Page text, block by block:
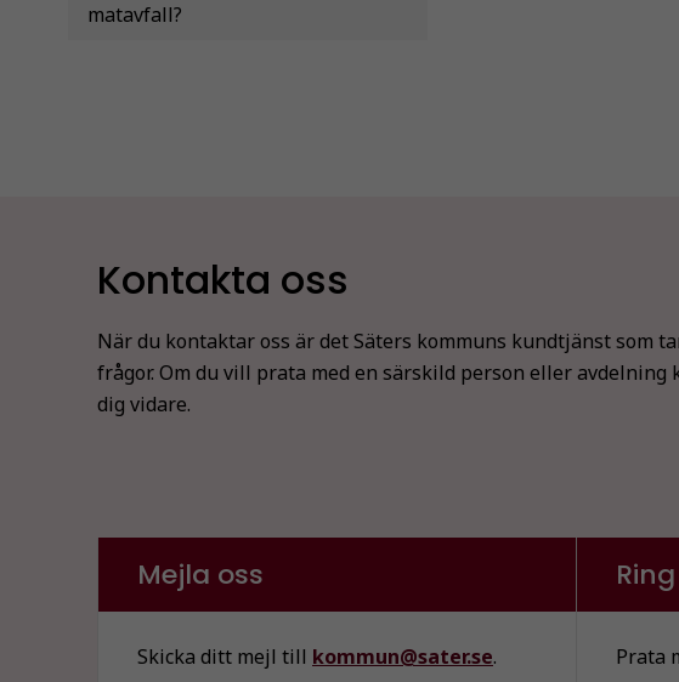
matavfall?
Kontakta oss
När du kontaktar oss är det Säters kommuns kundtjänst som
frågor. Om du vill prata med en särskild person eller avdelning
dig vidare.
Mejla oss
Skicka ditt mejl till kommun@sater.se. Prata